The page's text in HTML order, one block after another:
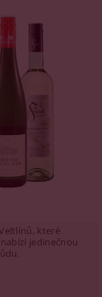
které
jedinečnou